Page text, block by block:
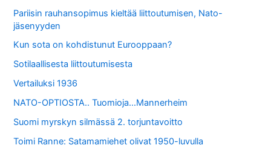
Pariisin rauhansopimus kieltää liittoutumisen, Nato-
jäsenyyden
Kun sota on kohdistunut Eurooppaan?
Sotilaallisesta liittoutumisesta
Vertailuksi 1936
NATO-OPTIOSTA.. Tuomioja…Mannerheim
Suomi myrskyn silmässä 2. torjuntavoitto
Toimi Ranne: Satamamiehet olivat 1950-luvulla